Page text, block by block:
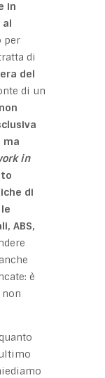
in
al
per
di
del
di un
non
ma
in
di
ABS,
è
non